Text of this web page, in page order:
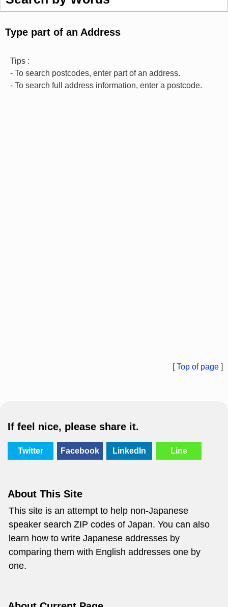
Type part of an Address
Tips :
- To search postcodes, enter part of an address.
- To search full address information, enter a postcode.
[Top of page ]
If feel nice, please share it.
Twitter Facebook LinkedIn Line
About This Site
This site is an attempt to help non-Japanese
speaker search ZIP codes of Japan. You can also
learn how to write Japanese addresses by
comparing them with English addresses one by
one.